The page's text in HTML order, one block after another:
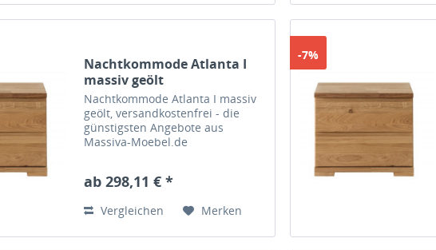
Nachtkommode Atlanta I
massiv geölt
Nachtkommode Atlanta I massiv
geölt, versandkostenfrei - die
günstigsten Angebote aus
Massiva-Moebel.de
ab 298,11 € *
Vergleichen Merken
-7%